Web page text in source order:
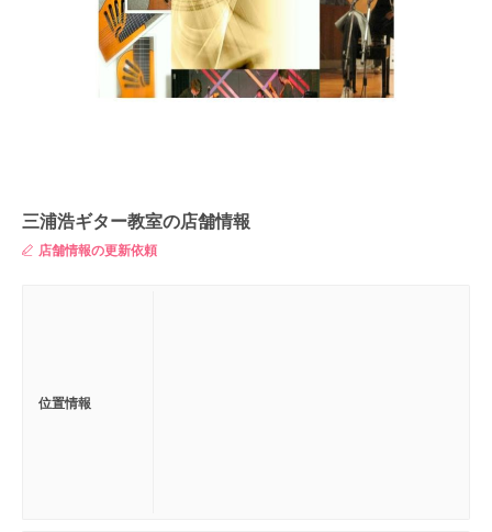
三浦浩ギター教室の店舗情報
店舗情報の更新依頼
位置情報